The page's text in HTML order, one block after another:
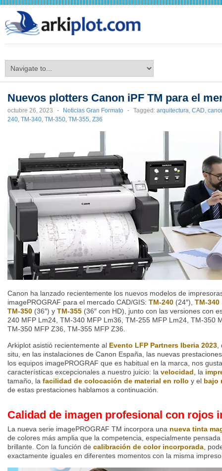
Nuevos plotters Canon iPF TM para el
octubre 26, 2023 - Noticias Gran Formato - Tagged: arquitectura, CAD,
240, TM-340, TM-350, TM-355, Z36
Canon ha lanzado recientemente los nuevos modelos de
imagePROGRAF para el mercado CAD/GIS: TM-240 (24″), TM-340
TM-350 (36″) y TM-355 (36″ con HD), junto con las versiones con
240 MFP Lm24, TM-340 MFP Lm36, TM-255 MFP Lm24, TM-350
TM-350 MFP Z36, TM-355 MFP Z36.
Arkiplot asistió recientemente al Evento LFP Partners Iberia 2023
situ, en las instalaciones de Canon España, las nuevas
los equipos imagePROGRAF que es habitual en la marca, nos
características excepcionales a nuestro juicio: la velocidad , la
tamaño, la facilidad de colocación de material en rollo y el bajo
de estas prestaciones hablamos a continuación.
Calidad de imagen profesional con rojos
La nueva serie imagePROGRAF TM incorpora una nueva tinta
de colores más amplia que la competencia, especialmente
brillante. Con la función de calibración de color incorporada ,
exactamente iguales en diferentes momentos con la misma